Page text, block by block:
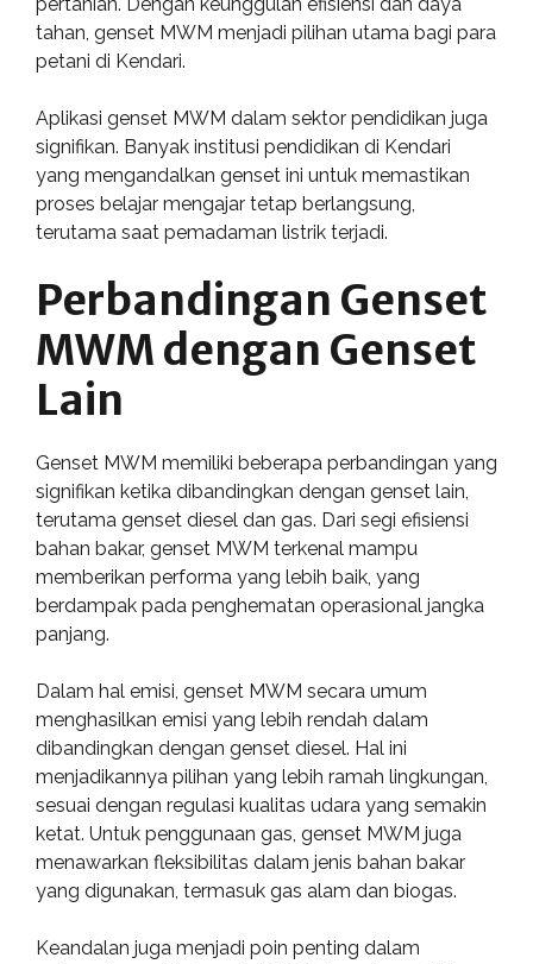
tahan, genset MWM menjadi pilihan utama bagi para
petani di Kendari.
Aplikasi genset MWM dalam sektor pendidikan juga
signifikan. Banyak institusi pendidikan di Kendari
yang mengandalkan genset ini untuk memastikan
proses belajar mengajar tetap berlangsung,
terutama saat pemadaman listrik terjadi.
Perbandingan Genset
MWM dengan Genset
Lain
Genset MWM memiliki beberapa perbandingan yang
signifikan ketika dibandingkan dengan genset lain,
terutama genset diesel dan gas. Dari segi efisiensi
bahan bakar, genset MWM terkenal mampu
memberikan performa yang lebih baik, yang
berdampak pada penghematan operasional jangka
panjang.
Dalam hal emisi, genset MWM secara umum
menghasilkan emisi yang lebih rendah dalam
dibandingkan dengan genset diesel. Hal ini
menjadikannya pilihan yang lebih ramah lingkungan,
sesuai dengan regulasi kualitas udara yang semakin
ketat. Untuk penggunaan gas, genset MWM juga
menawarkan fleksibilitas dalam jenis bahan bakar
yang digunakan, termasuk gas alam dan biogas.
Keandalan juga menjadi poin penting dalam